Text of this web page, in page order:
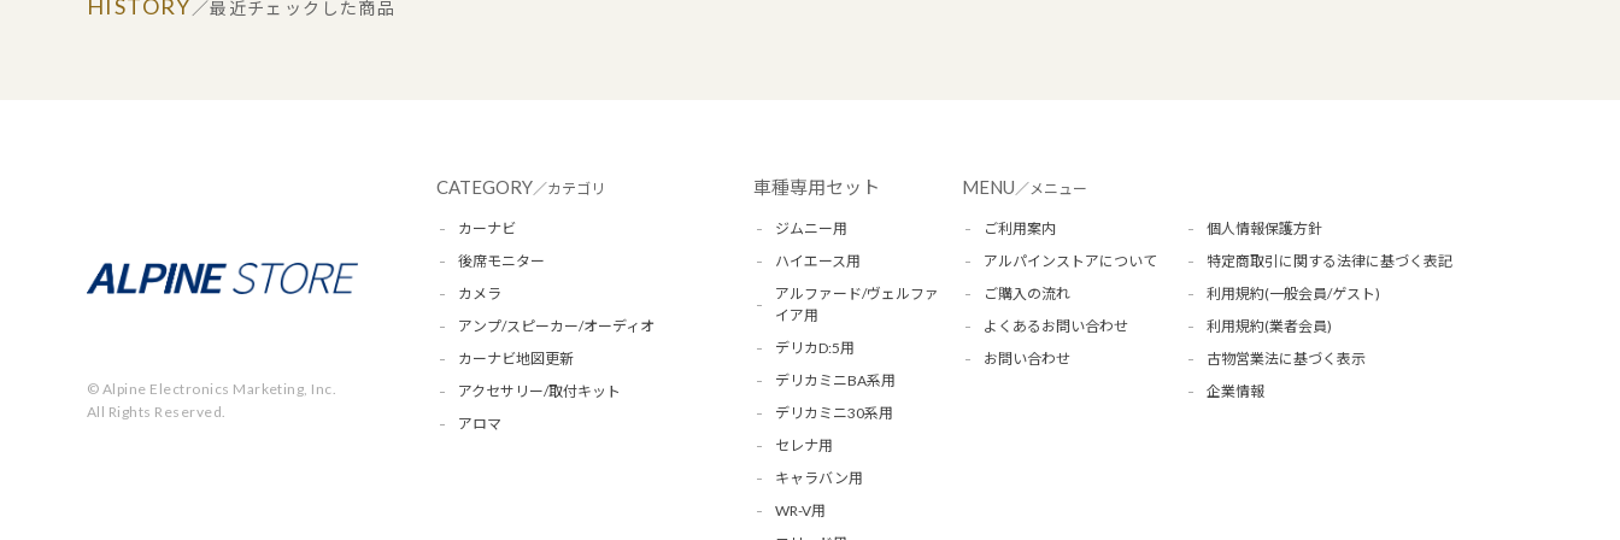
HISTORY ／最近チェックした商品
© Alpine Electronics Marketing, Inc.
All Rights Reserved.
CATEGORY／カテゴリ
カーナビ
後席モニター
カメラ
アンプ/スピーカー/オーディオ
カーナビ地図更新
アクセサリー/取付キット
アロマ
車種専用セット
ジムニー用
ハイエース用
アルファード/ヴェルファ
イア用
デリカD:5用
デリカミニBA系用
デリカミニ30系用
セレナ用
キャラバン用
WR-V用
MENU／メニュー
ご利用案内
アルパインストアについて
ご購入の流れ
よくあるお問い合わせ
お問い合わせ
個人情報保護方針
特定商取引に関する法律に基づく表記
利用規約(一般会員/ゲスト)
利用規約(業者会員)
古物営業法に基づく表示
企業情報